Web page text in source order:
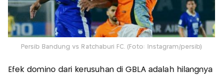
Persib Bandung vs Ratchaburi FC. (Foto: Instagram/persib)
Efek domino dari kerusuhan di GBLA adalah hilangnya